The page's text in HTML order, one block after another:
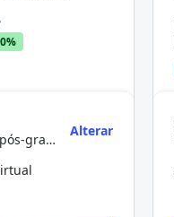
Especialização (pós-graduação)
Alterar